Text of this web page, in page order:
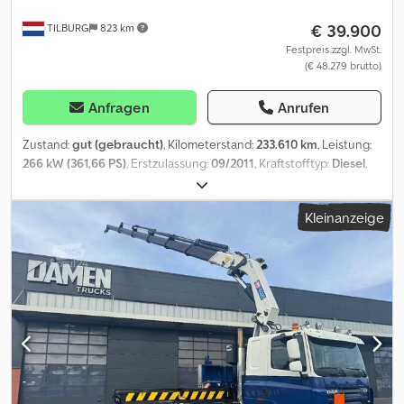
Reifen, neue Luftfederbalge, Beleuchtung usw.). Wird mit einer
TILBURG 823 km € 39.900
Festpreis zzgl. MwSt.
(€ 48.279 brutto)
Anfragen Anrufen
Zustand:gut (gebraucht), Kilometerstand:233.610 km, Leistung:
266 kW (361,66 PS), Erstzulassung:09/2011, Kraftstofftyp: Diesel,
, Achsen-Konfiguration:
Radstand:6.450 mm, Kraftstoff:Diesel, Farbe:Rot, Fahrerkabine:
, Getriebetyp: , Anzahl der Gänge:12,
Euro5, Federung:Blatt-Luft
Sitzplätze:2, Gesamtlänge: 10.060 mm, Gesamtbreite:
Gesamthöhe: 3.500 mm, zulässige Achslast (Achse 1):
zulässige Achslast (Achse 2):
, zulässige Achslast (Achse
3):7.500 kg, Laderaumlänge:7.350 mm, Laderaumbreite:2.490
mm, Laderaumhöhe:2.520 mm, Baujahr:2011, Ausstattung:ABS,
Anhängerkupplung, Differentialsperre, Klimaanlage, Kran,
Nebelscheinwerfer, Rußfilter, Tempomat, Zentralverriegelung,
elektrisch verstellbarer Spiegel, elektrische
Kleinanzeige